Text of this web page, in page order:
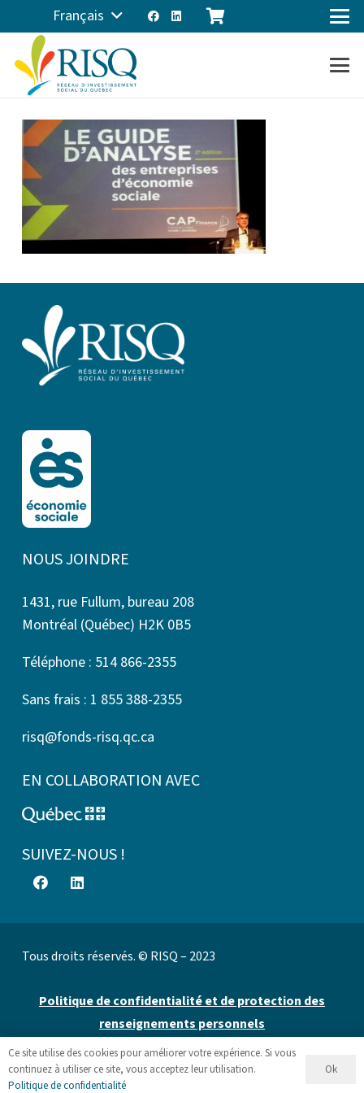
Français
NOUS JOINDRE
1431, rue Fullum, bureau 208
Montréal (Québec) H2K 0B5
Téléphone : 514 866-2355
Sans frais : 1 855 388-2355
risq@fonds-risq.qc.ca
EN COLLABORATION AVEC
SUIVEZ-NOUS !
Tous droits réservés. © RISQ – 2023
Politique de confidentialité et de protection des
renseignements personnels
Site web par 👉 Cinetic
Ce site utilise des cookies pour améliorer votre expérience. Si vous
continuez à utiliser ce site, vous acceptez leur utilisation.
Politique de confidentialité
Ok